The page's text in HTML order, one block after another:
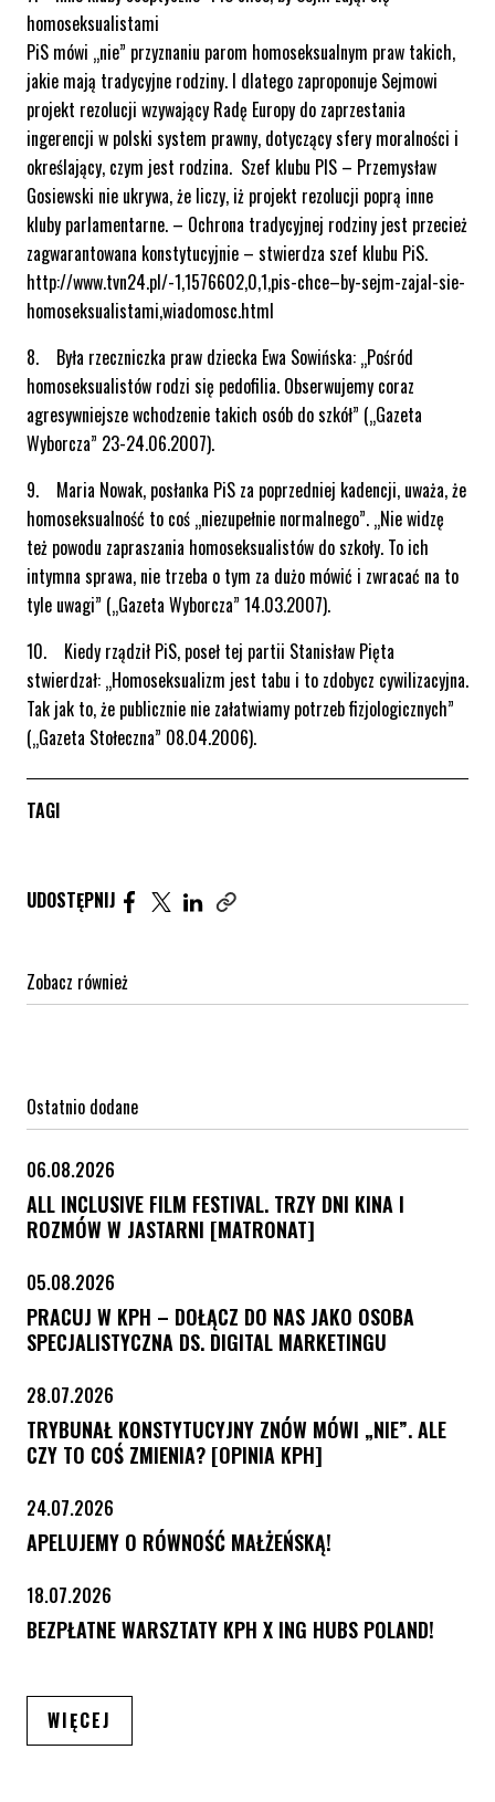
homoseksualistami
PiS mówi „nie” przyznaniu parom homoseksualnym praw takich,
jakie mają tradycyjne rodziny. I dlatego zaproponuje Sejmowi
projekt rezolucji wzywający Radę Europy do zaprzestania
ingerencji w polski system prawny, dotyczący sfery moralności i
określający, czym jest rodzina. Szef klubu PIS – Przemysław
Gosiewski nie ukrywa, że liczy, iż projekt rezolucji poprą inne
kluby parlamentarne. – Ochrona tradycyjnej rodziny jest przecież
zagwarantowana konstytucyjnie – stwierdza szef klubu PiS.
http://www.tvn24.pl/-1,1576602,0,1,pis-chce–by-sejm-zajal-sie-
homoseksualistami,wiadomosc.html
8. Była rzeczniczka praw dziecka Ewa Sowińska: „Pośród
homoseksualistów rodzi się pedofilia. Obserwujemy coraz
agresywniejsze wchodzenie takich osób do szkół” („Gazeta
Wyborcza” 23-24.06.2007).
9. Maria Nowak, posłanka PiS za poprzedniej kadencji, uważa, że
homoseksualność to coś „niezupełnie normalnego”. „Nie widzę
też powodu zapraszania homoseksualistów do szkoły. To ich
intymna sprawa, nie trzeba o tym za dużo mówić i zwracać na to
tyle uwagi” („Gazeta Wyborcza” 14.03.2007).
10. Kiedy rządził PiS, poseł tej partii Stanisław Pięta
stwierdzał: „Homoseksualizm jest tabu i to zdobycz cywilizacyjna.
Tak jak to, że publicznie nie załatwiamy potrzeb fizjologicznych”
(„Gazeta Stołeczna” 08.04.2006).
TAGI
UDOSTĘPNIJ Udostępnij artykuł na Facebook. Strona otwiera się
Udostępnij artykuł na Twitter. Strona otwiera
Udostępnij artykuł na Linkedin. Strona
Zobacz również
Ostatnio dodane
06.08.2026
ALL INCLUSIVE FILM FESTIVAL. TRZY DNI KINA I
ROZMÓW W JASTARNI [MATRONAT]
05.08.2026
PRACUJ W KPH – DOŁĄCZ DO NAS JAKO OSOBA
SPECJALISTYCZNA DS. DIGITAL MARKETINGU
28.07.2026
TRYBUNAŁ KONSTYTUCYJNY ZNÓW MÓWI „NIE”. ALE
CZY TO COŚ ZMIENIA? [OPINIA KPH]
24.07.2026
APELUJEMY O RÓWNOŚĆ MAŁŻEŃSKĄ!
18.07.2026
BEZPŁATNE WARSZTATY KPH X ING HUBS POLAND!
WIĘCEJ